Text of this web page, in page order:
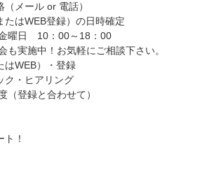
（メール or 電話）
たはWEB登録）の日時確定
曜日 10：00～18：00
も実施中！お気軽にご相談下さい。
はWEB）・登録
ク・ヒアリング
（登録と合わせて）
ト！